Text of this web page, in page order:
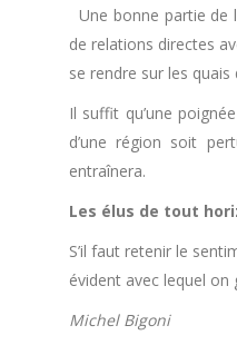
Une bonne partie de
de relations directes
se rendre sur les
Il suffit qu’une
d’une région soit
entraînera.
Les élus de tout
S’il faut retenir le
évident avec lequel on
Michel Bigoni